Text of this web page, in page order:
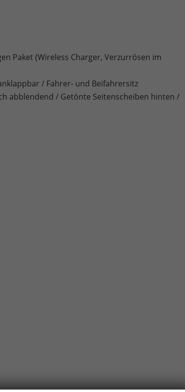
Paket (Wireless Charger, Verzurrösen im
/ Fahrer- und Beifahrersitz
abblendend / Getönte Seitenscheiben hinten /